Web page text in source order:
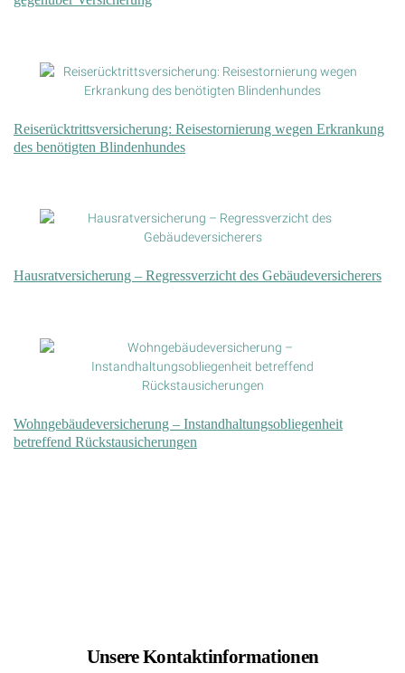
Reiserücktrittsversicherung: Reisestornierung wegen Erkrankung
des benötigten Blindenhundes
Hausratversicherung – Regressverzicht des Gebäudeversicherers
Wohngebäudeversicherung – Instandhaltungsobliegenheit
betreffend Rückstausicherungen
Unsere Kontaktinformationen